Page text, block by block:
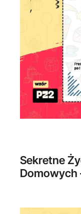
Sekretne
Domowych